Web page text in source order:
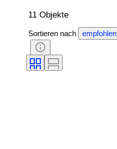
11 Objekte
Sortieren nach empfohlen